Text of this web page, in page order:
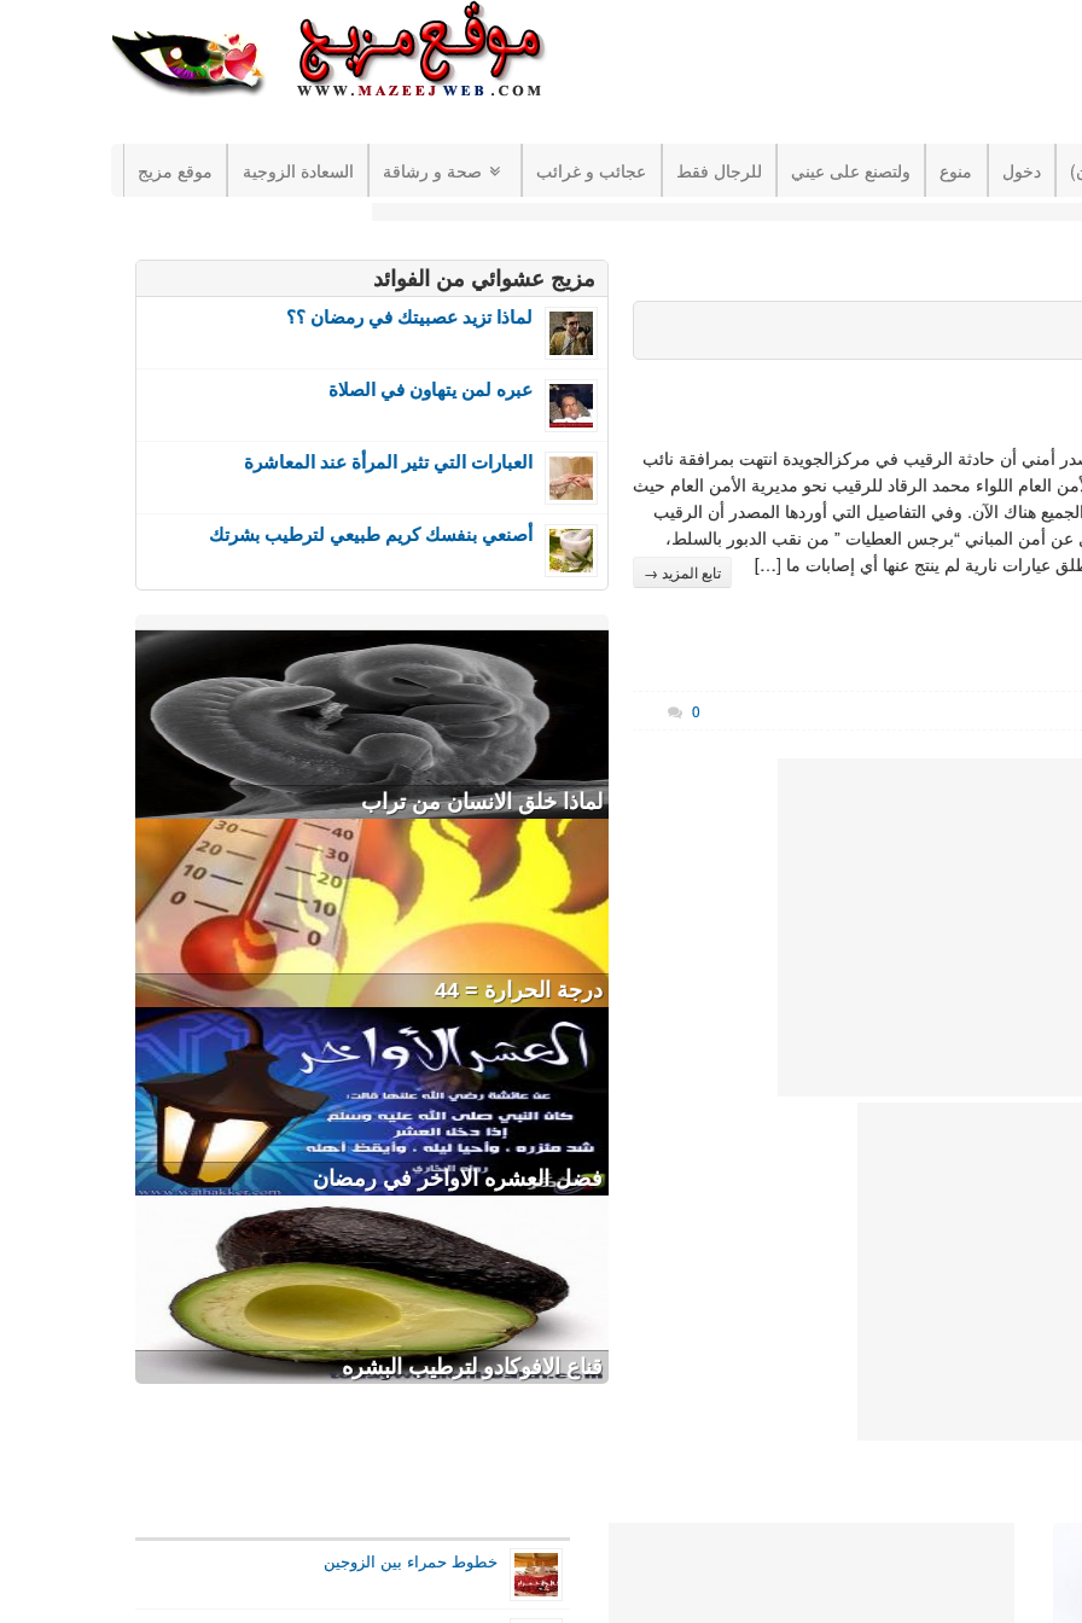
موقع مزيج السعادة الزوجية صحة و رشاقة عجائب و غرائب للرجال فقط ولتصنع على عيني منوع دخول
أمني أن حادثة الرقيب في مركزالجويدة انتهت بمرافقة نائب
العام اللواء محمد الرقاد للرقيب نحو مديرية الأمن العام حيث
هناك الآن. وفي التفاصيل التي أوردها المصدر أن الرقيب
أمن المباني “برجس العطيات ” من نقب الدبور بالسلط،
عيارات نارية لم ينتج عنها أي إصابات ما […]
تابع المزيد →
0
مزيج عشوائي من الفوائد
لماذا تزيد عصبيتك في رمضان ؟؟
عبره لمن يتهاون في الصلاة
العبارات التي تثير المرأة عند المعاشرة
أصنعي بنفسك كريم طبيعي لترطيب بشرتك
لماذا خلق الانسان من تراب
درجة الحرارة = 44
فضل العشره الاواخر في رمضان
قناع الافوكادو لترطيب البشره
خطوط حمراء بين الزوجين